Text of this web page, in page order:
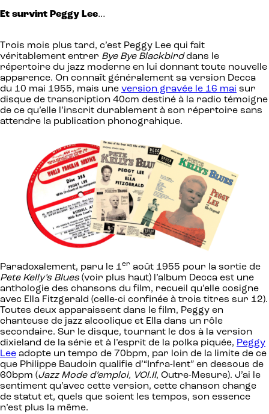
Et survint Peggy Lee…
Trois mois plus tard, c’est Peggy Lee qui fait
véritablement entrer Bye Bye Blackbirddans le
répertoire du jazz moderne en lui donnant toute nouvelle
apparence. On connaît généralement sa version Decca
du 10 mai 1955, mais une version gravée le 16 mai sur
disque de transcription 40cm destiné à la radio témoigne
de ce qu’elle l’inscrit durablement à son répertoire sans
attendre la publication phonograhique.
Paradoxalement, paru le 1er août 1955 pour la sortie de
Pete Kelly’s Blues (voir plus haut) l’album Decca est une
anthologie des chansons du film, recueil qu’elle cosigne
avec Ella Fitzgerald (celle-ci confinée à trois titres sur 12).
Toutes deux apparaissent dans le film, Peggy en
chanteuse de jazz alcoolique et Ella dans un rôle
secondaire. Sur le disque, tournant le dos à la version
dixieland de la série et à l’esprit de la polka piquée, Peggy
Lee adopte un tempo de 70bpm, par loin de la limite de ce
que Philippe Baudoin qualifie d’“Infra-lent” en dessous de
60bpm (Jazz Mode d’emploi, VOl.II, Outre-Mesure). J’ai le
sentiment qu’avec cette version, cette chanson change
de statut et, quels que soient les tempos, son essence
n’est plus la même.